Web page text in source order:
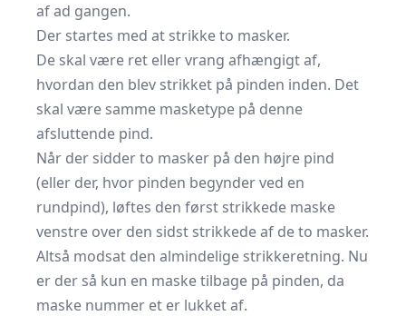
af ad gangen.
Der startes med at strikke to masker.
De skal være ret eller vrang afhængigt af,
hvordan den blev strikket på pinden inden. Det
skal være samme masketype på denne
afsluttende pind.
Når der sidder to masker på den højre pind
(eller der, hvor pinden begynder ved en
rundpind), løftes den først strikkede maske
venstre over den sidst strikkede af de to masker.
Altså modsat den almindelige strikkeretning. Nu
er der så kun en maske tilbage på pinden, da
maske nummer et er lukket af.